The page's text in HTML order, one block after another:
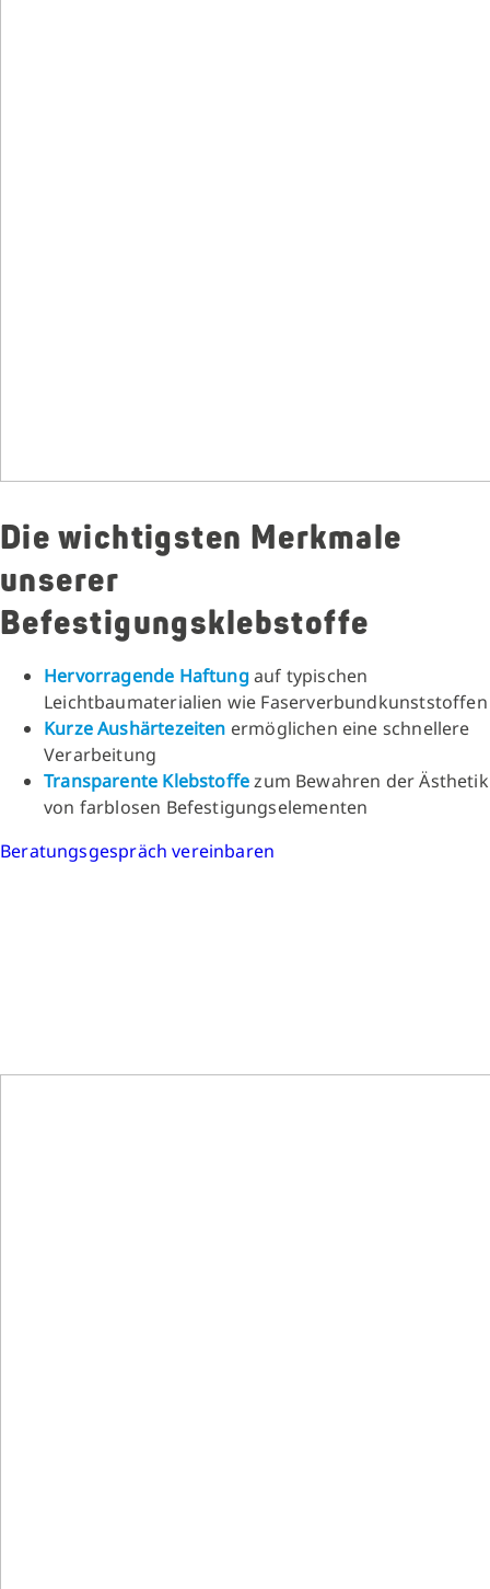
Die wichtigsten Merkmale
unserer
Befestigungsklebstoffe
Hervorragende Haftungauf typischen
Leichtbaumaterialien wie Faserverbundkunststoffen
Kurze Aushärtezeiten ermöglichen eine schnellere
Verarbeitung
Transparente Klebstoffezum Bewahren der Ästhetik
von farblosen Befestigungselementen
Beratungsgespräch vereinbaren